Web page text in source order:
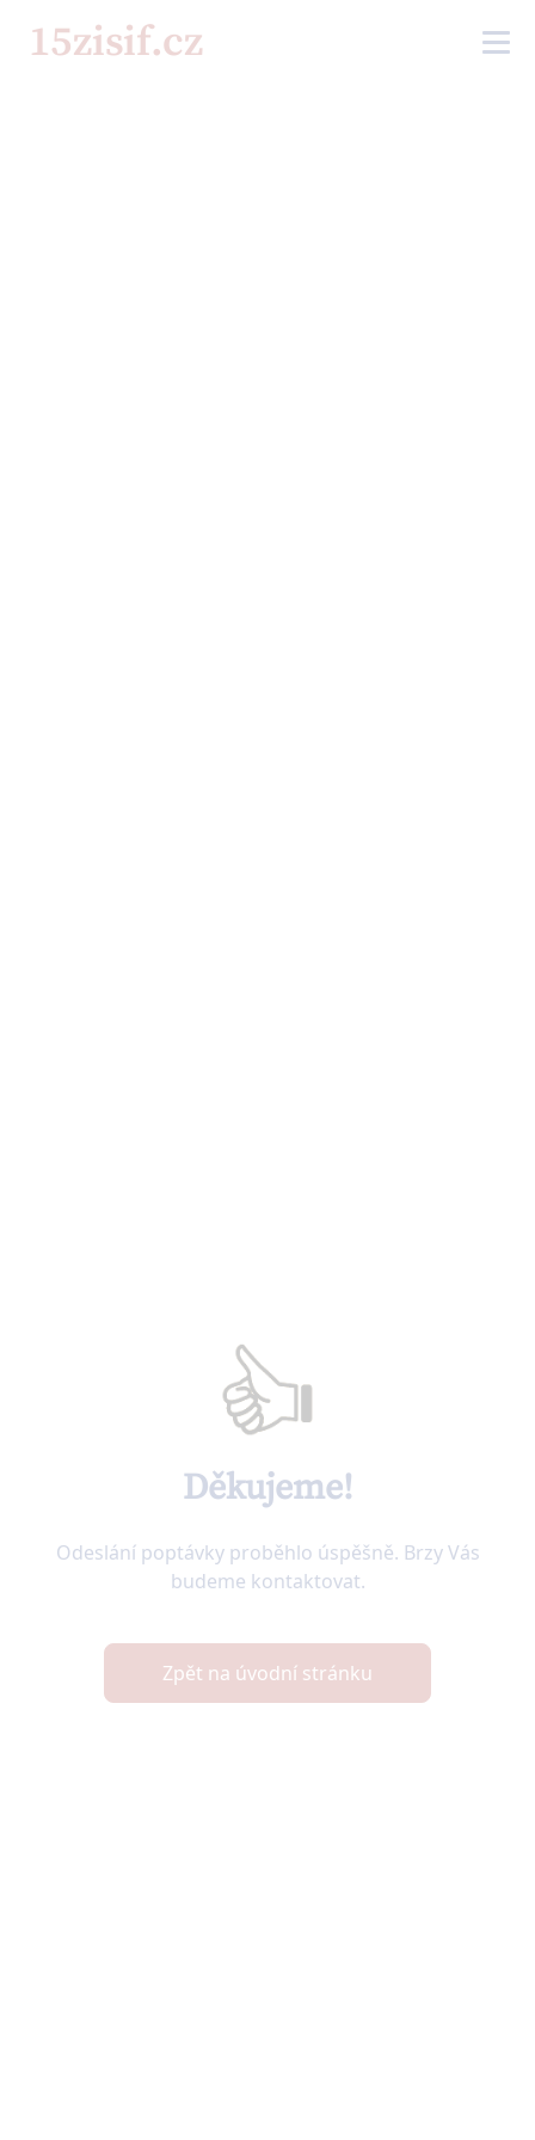
Děkujeme!
Odeslání poptávky proběhlo úspěšně. Brzy Vás
budeme kontaktovat.
Zpět na úvodní stránku